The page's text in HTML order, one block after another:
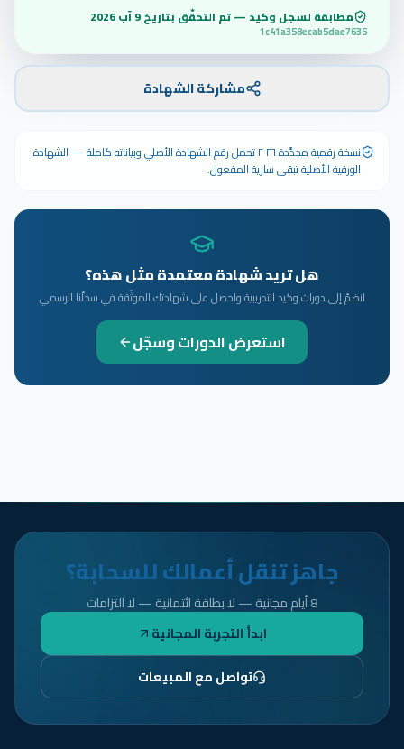
مطابقة لسجل وكيد — تم التحقّق بتاريخ9 آب 2026
1c41a358ecab5dae7635
مشاركة الشهادة
نسخة رقمية مجدَّدة ٢٠٢٦ تحمل رقم الشهادة الأصلي وبياناته كاملة — الشهادة
الورقية الأصلية تبقى سارية المفعول.
هل تريد شهادة معتمدة مثل هذه؟
انضمّ إلى دورات وكيد التدريبية واحصل على شهادتك الموثّقة في سجلّنا الرسمي
استعرض الدورات وسجّل
جاهز تنقل أعمالك للسحابة؟
8 أيام مجانية — لا بطاقة ائتمانية — لا التزامات
ابدأ التجربة المجانية
تواصل مع المبيعات